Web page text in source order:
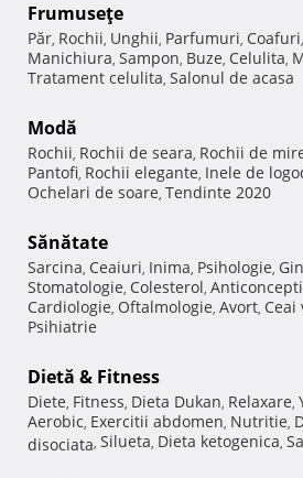
Frumuseţe
Păr, Rochii, Unghii, Parfumuri, Coafuri,
Manichiura, Sampon, Buze, Celulita,
Tratament celulita, Salonul de acasa
Modă
Rochii, Rochii de seara, Rochii de
Pantofi, Rochii elegante, Inele de
Ochelari de soare, Tendinte 2020
Sănătate
Sarcina, Ceaiuri, Inima, Psihologie,
Stomatologie, Colesterol,
Cardiologie, Oftalmologie, Avort, Ceai
Psihiatrie
Dietă & Fitness
Diete, Fitness, Dieta Dukan, Relaxare,
Aerobic, Exercitii abdomen, Nutritie,
disociata, Silueta, Dieta ketogenica,